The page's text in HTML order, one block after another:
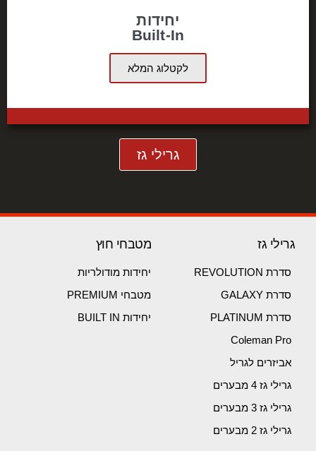
יחידות
Built-In
לקטלוג המלא
גרילי גז
גרילי גז
סדרת REVOLUTION
סדרת GALAXY
סדרת PLATINUM
Coleman Pro
אביזרים לגריל
גרילי גז 4 מבערים
גרילי גז 3 מבערים
גרילי גז 2 מבערים
מטבחי חוץ
יחידות מודולריות
מטבחי PREMIUM
יחידות BUILT IN